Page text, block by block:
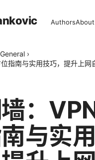
Authors
General ›
指南与实用技巧，提升上网
：
与实